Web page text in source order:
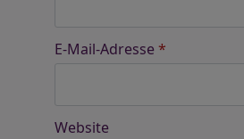
E-Mail-Adresse *
Website